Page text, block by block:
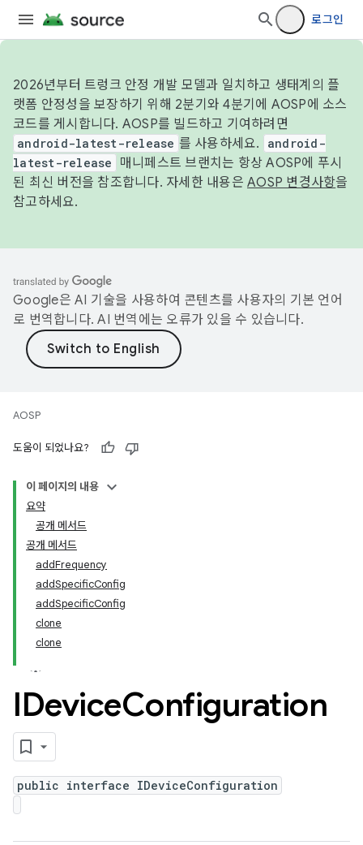
로그인
2026년부터 트렁크 안정 개발 모델과 일치하고 생태계의 플
랫폼 안정성을 보장하기 위해 2분기와 4분기에 AOSP에 소스
코드를 게시합니다. AOSP를 빌드하고 기여하려면
android-latest-release 를 사용하세요.
android-
latest-release
매니페스트 브랜치는 항상 AOSP에 푸시
된 최신 버전을 참조합니다. 자세한 내용은 AOSP 변경사항을
참고하세요.
Google은 AI 기술을 사용하여 콘텐츠를 사용자의 기본 언어
로 번역합니다. AI 번역에는 오류가 있을 수 있습니다.
AOSP
도움이 되었나요?
이 페이지의 내용
요약
공개 메서드
공개 메서드
addFrequency
addSpecificConfig
addSpecificConfig
clone
clone
IDeviceConfiguration
public interface IDeviceConfiguration